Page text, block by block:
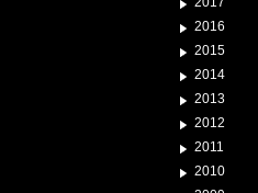
2016
2015
2014
2013
2012
2011
2010